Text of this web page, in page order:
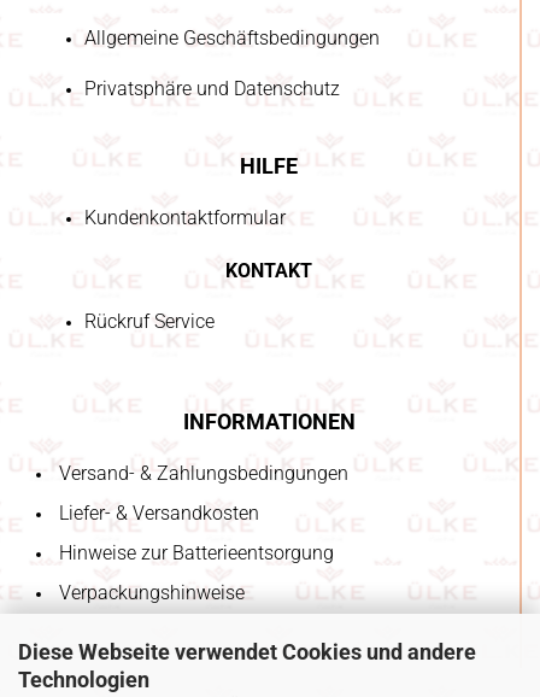
Diese Webseite verwendet Cookies und andere
Technologien
Allgemeine Geschäftsbedingungen
Privatsphäre und Datenschutz
HILFE
Kundenkontaktformular
KONTAKT
Rückruf Service
INFORMATIONEN
Versand- & Zahlungsbedingungen
Liefer- & Versandkosten
Hinweise zur Batterieentsorgung
Verpackungshinweise